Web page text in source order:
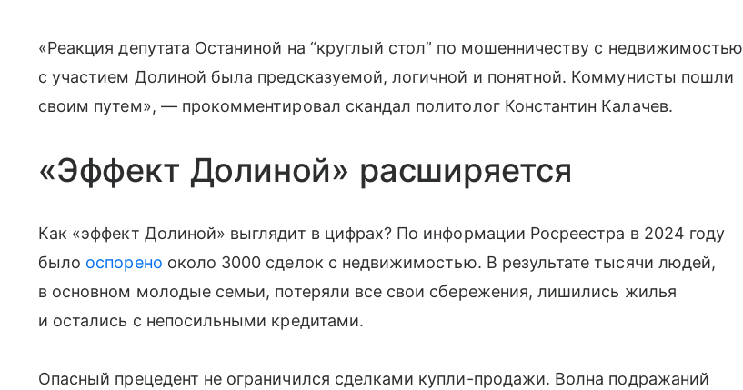
«Реакция депутата Останиной на “круглый стол” по мошенничеству с недвижимостью
с участием Долиной была предсказуемой, логичной и понятной. Коммунисты пошли
своим путем», — прокомментировал скандал политолог Константин Калачев.
«Эффект Долиной» расширяется
Как «эффект Долиной» выглядит в цифрах? По информации Росреестра в 2024 году
было оспорено около 3000 сделок с недвижимостью. В результате тысячи людей,
в основном молодые семьи, потеряли все свои сбережения, лишились жилья
и остались с непосильными кредитами.
Опасный прецедент не ограничился сделками купли-продажи. Волна подражаний